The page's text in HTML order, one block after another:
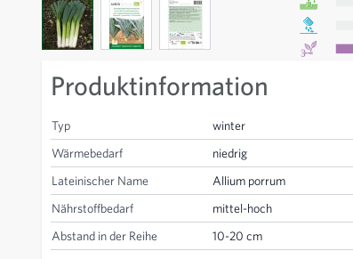
View larger imageView larger imageView larger image
Produktinformation
Typ
winter
Wärmebedarf
niedrig
Lateinischer Name
Allium porrum
Nährstoffbedarf
mittel-hoch
Abstand in der Reihe
10-20 cm